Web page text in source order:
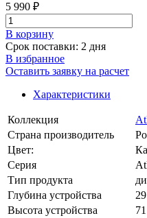
5 990 ₽
В корзинy
Срок поставки: 2 дня
В избранное
Оставить заявку на расчет
Характеристики
Коллекция
Страна производитель
Цвет:
Серия
Тип продукта
Глубина устройства
Высота устройства